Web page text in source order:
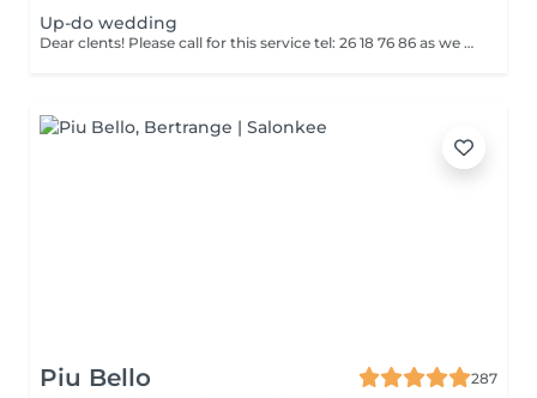
Up-do wedding
Dear clents! Please call for this service tel: 26 18 76 86 as we need to book a trial styling before the big day. Wash-blowout- pins-curls/straightincluded A test run is a must, at least a week before! (Included)
Piu Bello
287